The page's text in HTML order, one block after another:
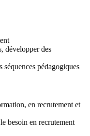
développer des
pédagogiques
en recrutement et
besoin en recrutement